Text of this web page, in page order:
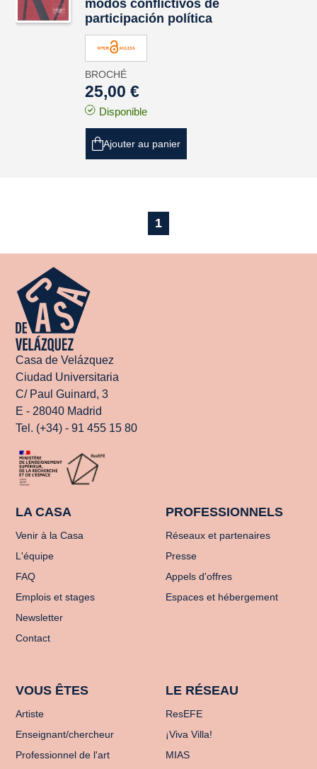
modos conflictivos de
participación política
BROCHÉ
25,00 €
Disponible
Ajouter au panier
1
Casa de Velázquez
Ciudad Universitaria
C/ Paul Guinard, 3
E - 28040 Madrid
Tel. (+34) - 91 455 15 80
LA CASA
Venir à la Casa
L'équipe
FAQ
Emplois et stages
Newsletter
Contact
PROFESSIONNELS
Réseaux et partenaires
Presse
Appels d'offres
Espaces et hébergement
VOUS ÊTES
Artiste
Enseignant/chercheur
Professionnel de l'art
LE RÉSEAU
ResEFE
¡Viva Villa!
MIAS